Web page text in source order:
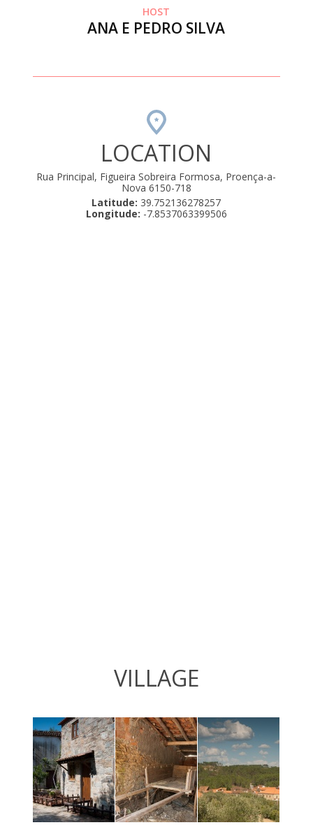
HOST
ANA E PEDRO SILVA
LOCATION
Rua Principal, Figueira Sobreira Formosa, Proença-a-
Nova 6150-718
Latitude: 39.752136278257
Longitude: -7.8537063399506
VILLAGE